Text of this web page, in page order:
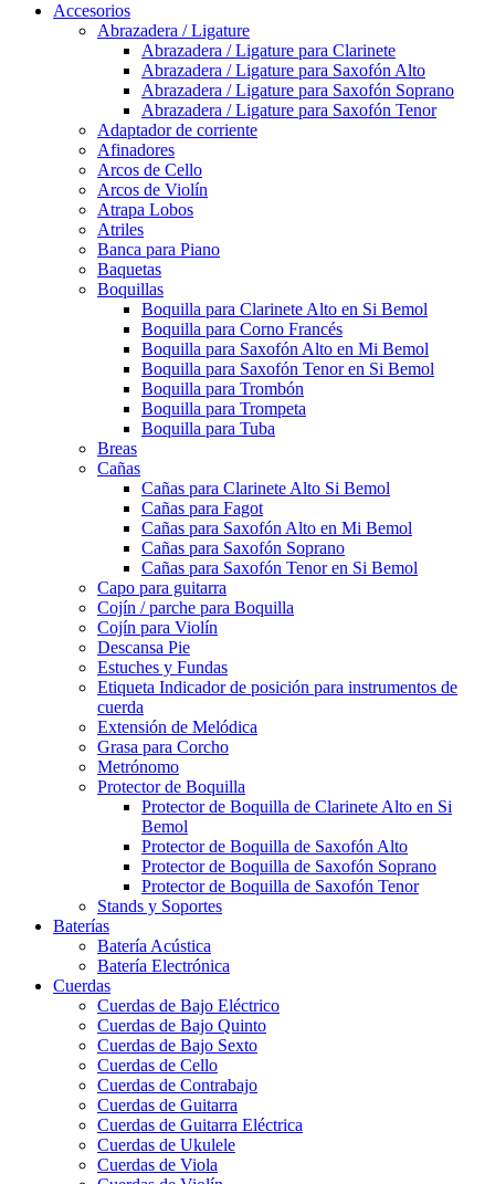
Accesorios
Abrazadera / Ligature
Abrazadera / Ligature para Clarinete
Abrazadera / Ligature para Saxofón Alto
Abrazadera / Ligature para Saxofón Soprano
Abrazadera / Ligature para Saxofón Tenor
Adaptador de corriente
Afinadores
Arcos de Cello
Arcos de Violín
Atrapa Lobos
Atriles
Banca para Piano
Baquetas
Boquillas
Boquilla para Clarinete Alto en Si Bemol
Boquilla para Corno Francés
Boquilla para Saxofón Alto en Mi Bemol
Boquilla para Saxofón Tenor en Si Bemol
Boquilla para Trombón
Boquilla para Trompeta
Boquilla para Tuba
Breas
Cañas
Cañas para Clarinete Alto Si Bemol
Cañas para Fagot
Cañas para Saxofón Alto en Mi Bemol
Cañas para Saxofón Soprano
Cañas para Saxofón Tenor en Si Bemol
Capo para guitarra
Cojín / parche para Boquilla
Cojín para Violín
Descansa Pie
Estuches y Fundas
Etiqueta Indicador de posición para instrumentos de
cuerda
Extensión de Melódica
Grasa para Corcho
Metrónomo
Protector de Boquilla
Protector de Boquilla de Clarinete Alto en Si
Bemol
Protector de Boquilla de Saxofón Alto
Protector de Boquilla de Saxofón Soprano
Protector de Boquilla de Saxofón Tenor
Stands y Soportes
Baterías
Batería Acústica
Batería Electrónica
Cuerdas
Cuerdas de Bajo Eléctrico
Cuerdas de Bajo Quinto
Cuerdas de Bajo Sexto
Cuerdas de Cello
Cuerdas de Contrabajo
Cuerdas de Guitarra
Cuerdas de Guitarra Eléctrica
Cuerdas de Ukulele
Cuerdas de Viola